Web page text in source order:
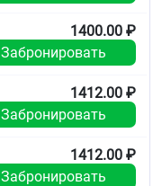
1400.00 ₽
Забронировать
1412.00 ₽
Забронировать
1412.00 ₽
Забронировать